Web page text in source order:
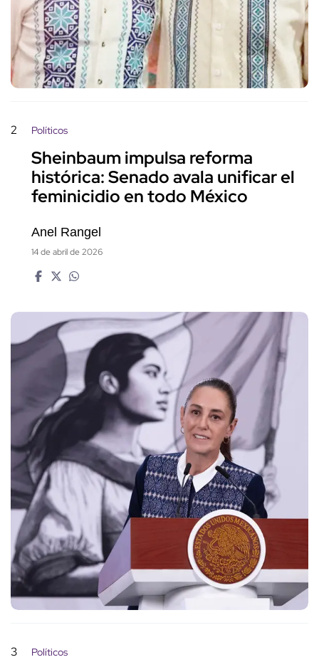
2 Políticos
Sheinbaum impulsa reforma
histórica: Senado avala unificar el
feminicidio en todo México
Anel Rangel
14 de abril de 2026
3 Políticos